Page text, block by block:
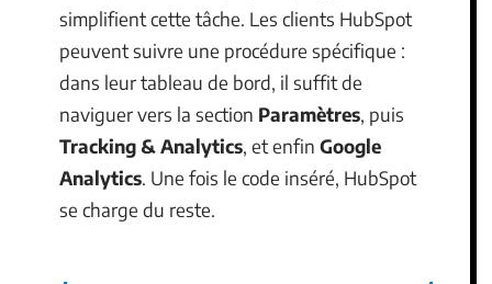
simplifient cette tâche. Les clients HubSpot
peuvent suivre une procédure spécifique :
dans leur tableau de bord, il suffit de
naviguer vers la section Paramètres, puis
Tracking & Analytics, et enfin Google
Analytics. Une fois le code inséré, HubSpot
se charge du reste.